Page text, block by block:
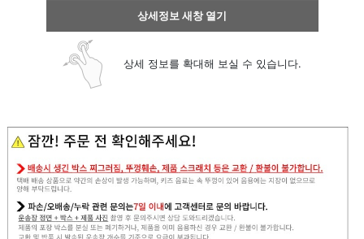
상세정보 새창 열기
상세 정보를 확대해 보실 수 있습니다.